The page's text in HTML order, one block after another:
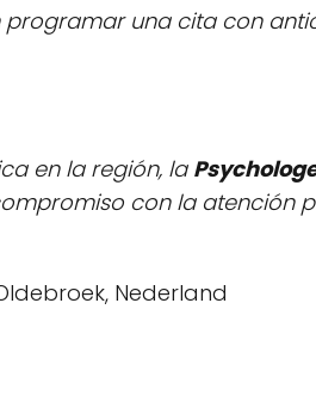
programar una cita con
en la región, la
con la atención
Nederland